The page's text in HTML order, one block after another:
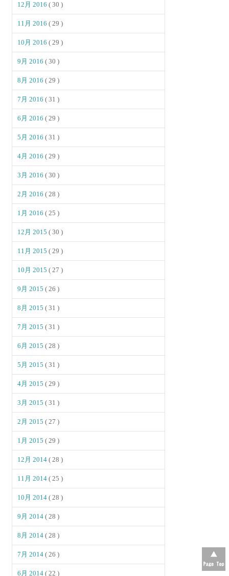
12月 2016( 30 )
11月 2016( 29 )
10月 2016( 29 )
9月 2016( 30 )
8月 2016( 29 )
7月 2016( 31 )
6月 2016( 29 )
5月 2016( 31 )
4月 2016( 29 )
3月 2016( 30 )
2月 2016( 28 )
1月 2016( 25 )
12月 2015( 30 )
11月 2015( 29 )
10月 2015( 27 )
9月 2015( 26 )
8月 2015( 31 )
7月 2015( 31 )
6月 2015( 28 )
5月 2015( 31 )
4月 2015( 29 )
3月 2015( 31 )
2月 2015( 27 )
1月 2015( 29 )
12月 2014( 28 )
11月 2014( 25 )
10月 2014( 28 )
9月 2014( 28 )
8月 2014( 28 )
7月 2014( 26 )
6月 2014( 22 )